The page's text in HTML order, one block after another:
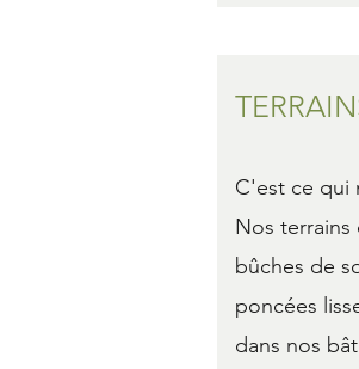
C'est ce qui
Nos terrains
bûches de
poncées
dans nos